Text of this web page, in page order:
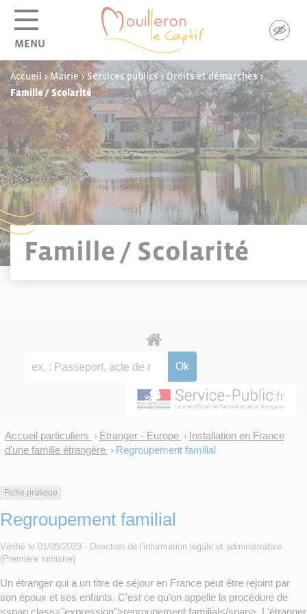
MENU
Accueil >Mairie> Services publics>Droits et démarches>
Famille / Scolarité
Famille / Scolarité
Accueil particuliers > Étranger - Europe > Installation en France
d'une famille étrangère > Regroupement familial
Fiche pratique
Regroupement familial
Vérifié le 01/05/2023 - Direction de l'information légale et administrative
(Première ministre)
Un étranger qui a un titre de séjour en France peut être rejoint par
son époux et ses enfants. C'est ce qu'on appelle la procédure de
<span class="expression">regroupement familial</span>. L'étranger
Panneau de gestion des cookies